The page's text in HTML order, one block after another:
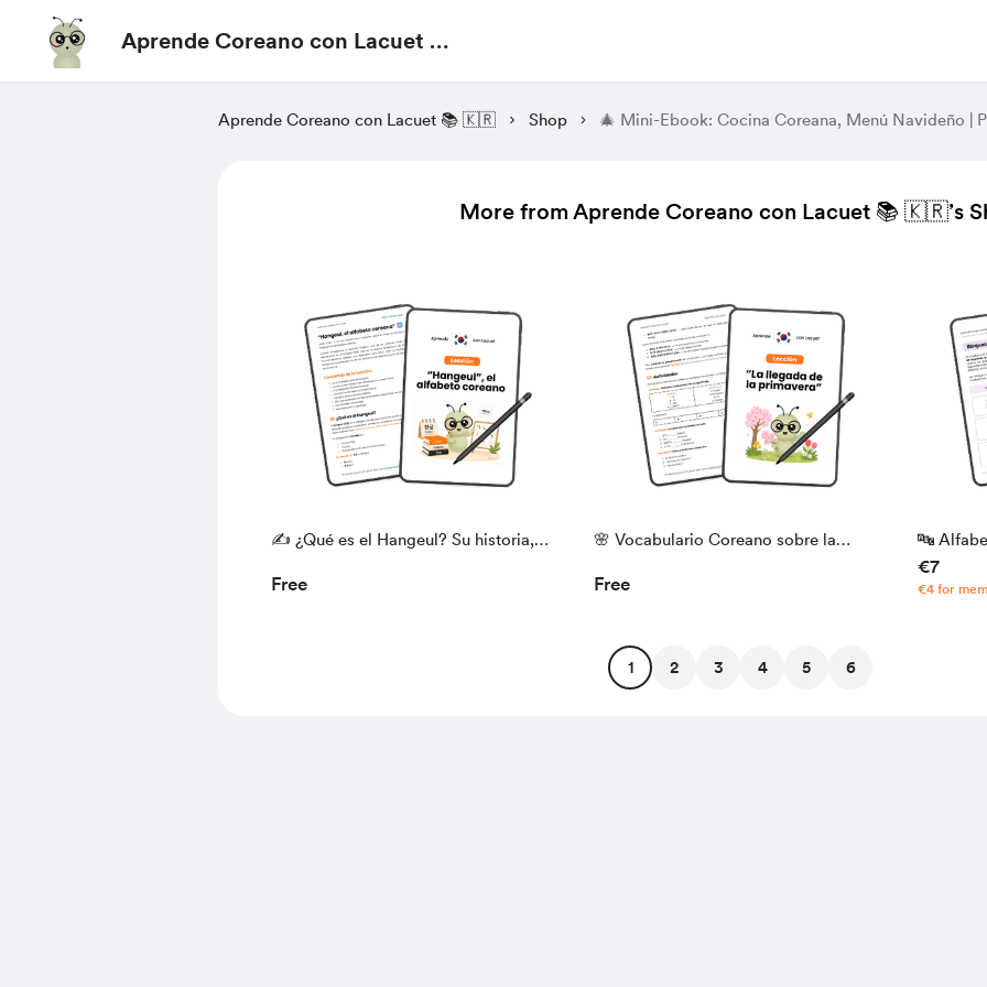
Aprende Coreano con Lacuet 📚
Aprende Coreano con Lacuet 📚 🇰🇷 Shop 🎄 Mini-Ebook: Cocina Coreana, Menú Navideño |
More from Aprende Coreano con Lacuet 📚 🇰🇷’s
✍️ ¿Qué es el Hangeul? Su historia,
Actividades
Free
🌸 Vocabulario Coreano sobre la
Free
🔤
Lacuet |
€7
€4 for
1 2 3 4 5 6